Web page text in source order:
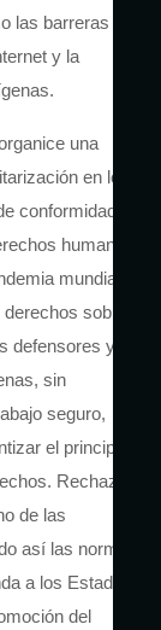
las barreras
y la
una
en los
conformidad
humanos
mundial
sobre
defensores y
sin
seguro,
el principio
Rechazo
de las
así las normas
a los Estados
del